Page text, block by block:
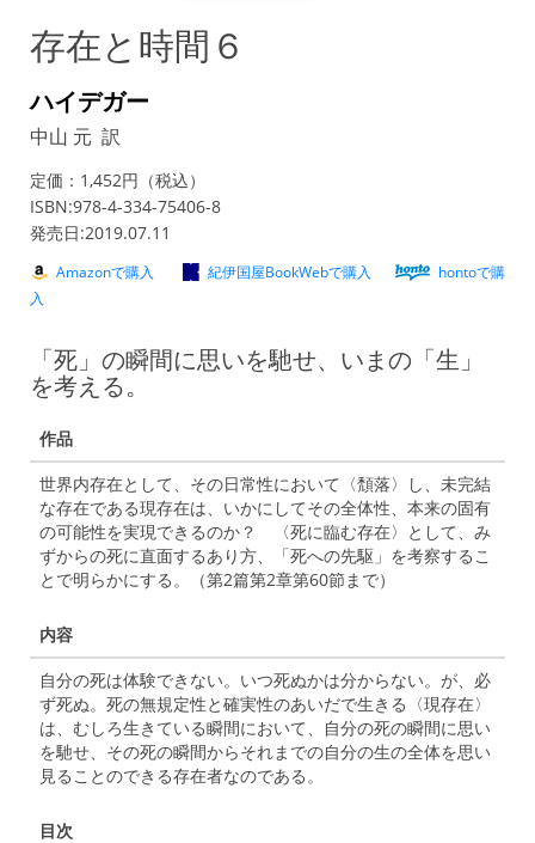
存在と時間６
ハイデガー
中山 元 訳
定価：1,452円（税込）
ISBN:978-4-334-75406-8
発売日:2019.07.11
Amazonで購入 紀伊国屋BookWebで購入
hontoで購
入
「死」の瞬間に思いを馳せ、いまの「生」
を考える。
作品
世界内存在として、その日常性において〈頽落〉し、未完結
な存在である現存在は、いかにしてその全体性、本来の固有
の可能性を実現できるのか？ 〈死に臨む存在〉として、み
ずからの死に直面するあり方、「死への先駆」を考察するこ
とで明らかにする。（第2篇第2章第60節まで）
内容
自分の死は体験できない。いつ死ぬかは分からない。が、必
ず死ぬ。死の無規定性と確実性のあいだで生きる〈現存在〉
は、むしろ生きている瞬間において、自分の死の瞬間に思い
を馳せ、その死の瞬間からそれまでの自分の生の全体を思い
見ることのできる存在者なのである。
目次